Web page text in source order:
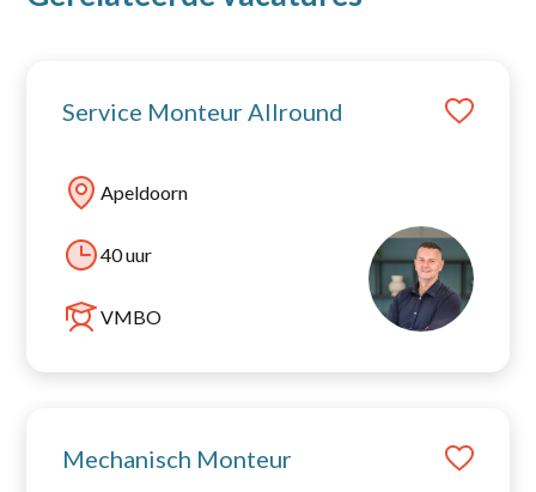
Service Monteur Allround
Apeldoorn
40 uur
VMBO
Mechanisch Monteur